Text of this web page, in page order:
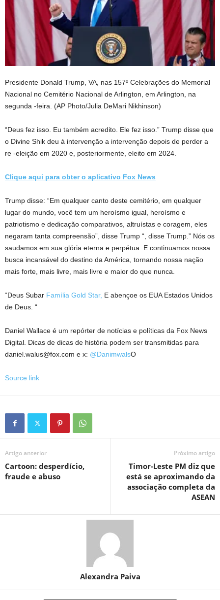
Presidente Donald Trump, VA, nas 157º Celebrações do Memorial
Nacional no Cemitério Nacional de Arlington, em Arlington, na
segunda -feira. (AP Photo/Julia DeMari Nikhinson)
“Deus fez isso. Eu também acredito. Ele fez isso.” Trump disse que
o Divine Shik deu à intervenção a intervenção depois de perder a
re -eleição em 2020 e, posteriormente, eleito em 2024.
Clique aqui para obter o aplicativo Fox News
Trump disse: “Em qualquer canto deste cemitério, em qualquer
lugar do mundo, você tem um heroísmo igual, heroísmo e
patriotismo e dedicação comparativos, altruístas e coragem, eles
negaram tanta compreensão”, disse Trump “, disse Trump.” Nós os
saudamos em sua glória eterna e perpétua. E continuamos nossa
busca incansável do destino da América, tornando nossa nação
mais forte, mais livre, mais livre e maior do que nunca.
“Deus Subar Família Gold Star, E abençoe os EUA Estados Unidos
de Deus. “
Daniel Wallace é um repórter de notícias e políticas da Fox News
Digital. Dicas de dicas de história podem ser transmitidas para
daniel.walus@fox.com e x: @DanimwalsO
Source link
Artigo anterior
Cartoon: desperdício,
fraude e abuso
Próximo artigo
Timor-Leste PM diz que
está se aproximando da
associação completa da
ASEAN
Alexandra Paiva